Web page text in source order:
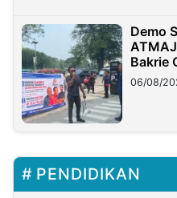
Demo
Bakrie
06/08/
PENDIDIKAN